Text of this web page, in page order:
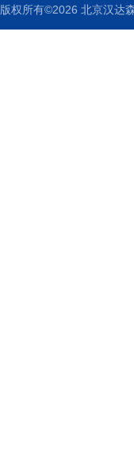
版权所有©2026 北京汉达